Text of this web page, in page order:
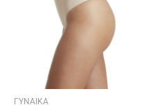
ΓΥΝΑΙΚΑ
Οι
επιλογές
επιλεγούν